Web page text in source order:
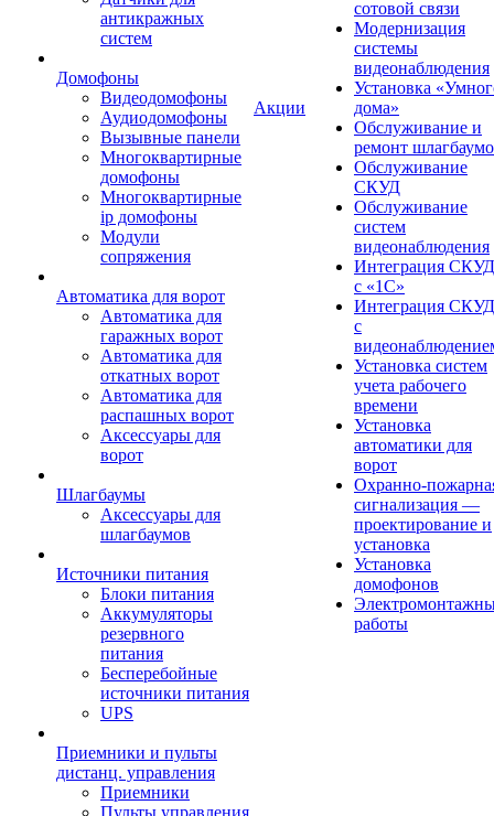
антикражных
систем
Домофоны
Видеодомофоны
Аудиодомофоны
Вызывные панели
Многоквартирные
домофоны
Многоквартирные
ip домофоны
Модули
сопряжения
Автоматика для ворот
Автоматика для
гаражных ворот
Автоматика для
откатных ворот
Автоматика для
распашных ворот
Аксессуары для
ворот
Шлагбаумы
Аксессуары для
шлагбаумов
Источники питания
Блоки питания
Аккумуляторы
резервного
питания
Бесперебойные
источники питания
UPS
Приемники и пульты
дистанц. управления
Приемники
Пульты управления
Акции
сотовой связи
Модернизация
системы
видеонаблюдения
Установка
дома»
Обслуживание и
ремонт
Обслуживание
СКУД
Обслуживание
систем
видеонаблюдения
Интеграция СКУД
с «1С»
Интеграция СКУД
с
Установка систем
учета рабочего
времени
Установка
автоматики для
ворот
Охранно-
сигнализация —
проектирование и
установка
Установка
домофонов
работы